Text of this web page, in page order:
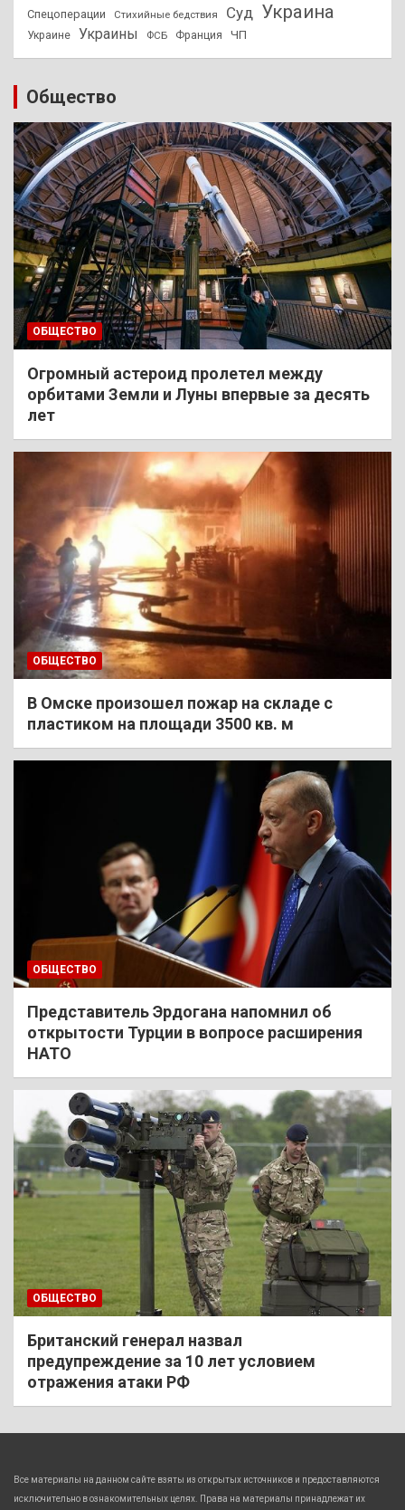
Спецоперации Стихийные бедствия Суд Украина
Украине Украины ФСБ Франция ЧП
Общество
ОБЩЕСТВО
Огромный астероид пролетел между
орбитами Земли и Луны впервые за десять
лет
ОБЩЕСТВО
В Омске произошел пожар на складе с
пластиком на площади 3500 кв. м
ОБЩЕСТВО
Представитель Эрдогана напомнил об
открытости Турции в вопросе расширения
НАТО
ОБЩЕСТВО
Британский генерал назвал
предупреждение за 10 лет условием
отражения атаки РФ
Все материалы на данном сайте взяты из открытых источников и предоставляются
исключительно в ознакомительных целях. Права на материалы принадлежат их